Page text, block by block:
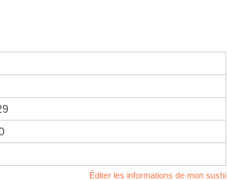
Éditer les informations de mon sushi